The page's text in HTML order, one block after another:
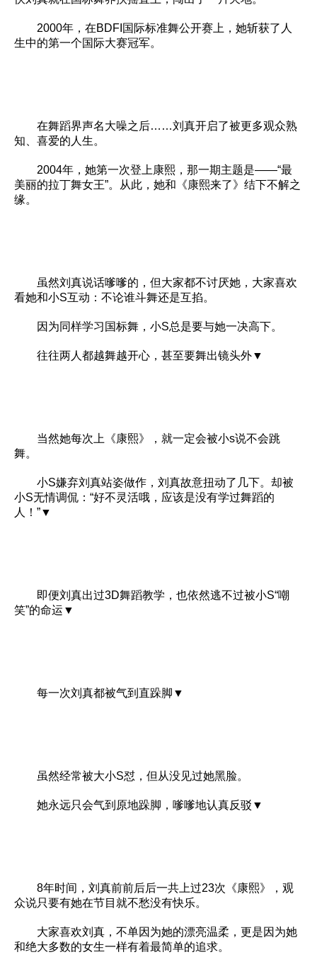
2000年，在BDFI国际标准舞公开赛上，她斩获了人
生中的第一个国际大赛冠军。
在舞蹈界声名大噪之后……刘真开启了被更多观众熟
知、喜爱的人生。
2004年，她第一次登上康熙，那一期主题是——“最
美丽的拉丁舞女王”。从此，她和《康熙来了》结下不解之
缘。
虽然刘真说话嗲嗲的，但大家都不讨厌她，大家喜欢
看她和小S互动：不论谁斗舞还是互掐。
因为同样学习国标舞，小S总是要与她一决高下。
往往两人都越舞越开心，甚至要舞出镜头外▼
当然她每次上《康熙》，就一定会被小s说不会跳
舞。
小S嫌弃刘真站姿做作，刘真故意扭动了几下。却被
小S无情调侃：“好不灵活哦，应该是没有学过舞蹈的
人！”▼
即便刘真出过3D舞蹈教学，也依然逃不过被小S“嘲
笑”的命运▼
每一次刘真都被气到直跺脚▼
虽然经常被大小S怼，但从没见过她黑脸。
她永远只会气到原地跺脚，嗲嗲地认真反驳▼
8年时间，刘真前前后后一共上过23次《康熙》，观
众说只要有她在节目就不愁没有快乐。
大家喜欢刘真，不单因为她的漂亮温柔，更是因为她
和绝大多数的女生一样有着最简单的追求。